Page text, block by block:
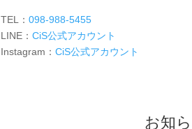
TEL：098-988-5455
LINE：CiS公式アカウント
Instagram：CiS公式アカウント
お知